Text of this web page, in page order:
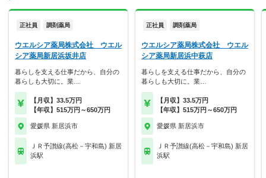
正社員 調剤薬局
ウエルシア薬局株式会社 ウエル
シア薬局新居浜坂井店
暮らしを支える仕事だから、自分の
暮らしも大切に。業…
【月収】33.5万円
【年収】515万円～650万円
愛媛県 新居浜市
ＪＲ予讃線(高松－宇和島) 新居
浜駅
正社員 調剤薬局
ウエルシア薬局株式会社 ウエル
シア薬局新居浜中萩店
暮らしを支える仕事だから、自分の
暮らしも大切に。業…
【月収】33.5万円
【年収】515万円～650万円
愛媛県 新居浜市
ＪＲ予讃線(高松－宇和島) 新居
浜駅